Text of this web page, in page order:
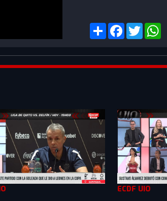
ECDF UIO